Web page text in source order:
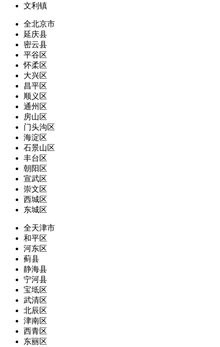
文利镇
全北京市
延庆县
密云县
平谷区
怀柔区
大兴区
昌平区
顺义区
通州区
房山区
门头沟区
海淀区
石景山区
丰台区
朝阳区
宣武区
崇文区
西城区
东城区
全天津市
和平区
河东区
蓟县
静海县
宁河县
宝坻区
武清区
北辰区
津南区
西青区
东丽区